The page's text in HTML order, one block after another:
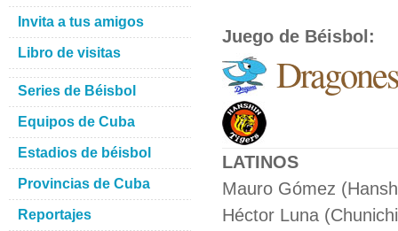
Juego de Béisbol :
LATINOS
Mauro Gómez
Héctor Luna
Invita a tus amigos
Libro de visitas
Series de Béisbol
Equipos de Cuba
Estadios de béisbol
Provincias de Cuba
Reportajes